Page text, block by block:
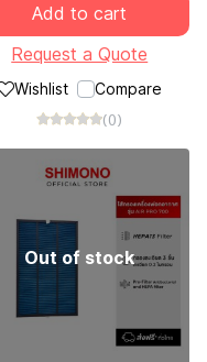
Add to cart
Request a Quote
Wishlist Compare
(0)
Out of stock